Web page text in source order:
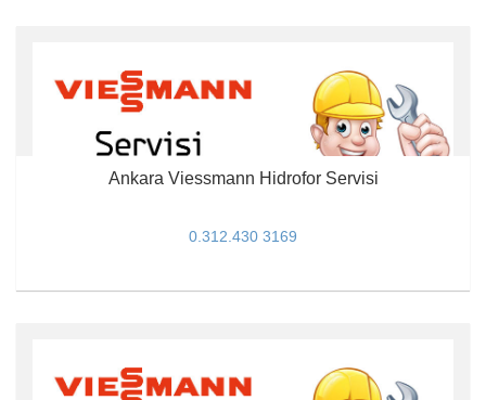
Ankara Viessmann Hidrofor Servisi
0.312.430 3169